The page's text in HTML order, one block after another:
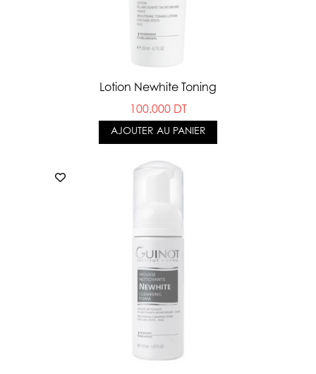
Lotion Newhite Toning
100.000 DT
AJOUTER AU PANIER